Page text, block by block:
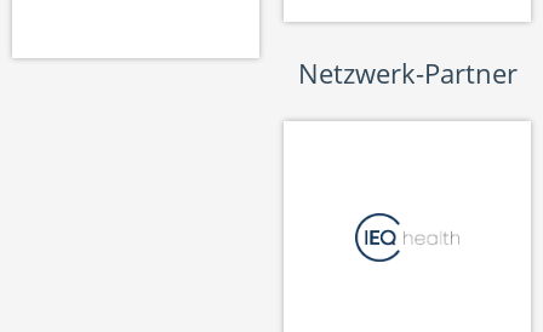
Netzwerk-Partner